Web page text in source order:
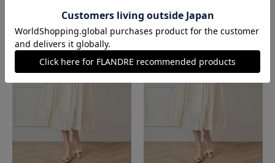
￥5,973(税込)
60%
OFF
60%